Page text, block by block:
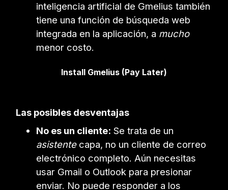
inteligencia artificial de Gmelius también
tiene una función de búsqueda web
integrada en la aplicación, a mucho
menor costo.
Install Gmelius (Pay Later)
Las posibles desventajas
No es un cliente: Se trata de un
asistentecapa, no un cliente de correo
electrónico completo. Aún necesitas
usar Gmail o Outlook para presionar
enviar. No puede responder a los